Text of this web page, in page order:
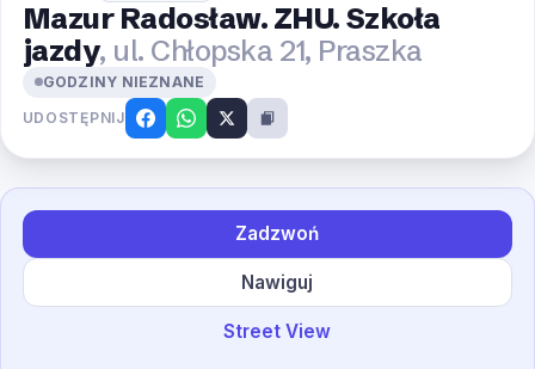
Mazur Radosław. ZHU. Szkoła
jazdy, ul. Chłopska 21, Praszka
GODZINY NIEZNANE
UDOSTĘPNIJ
Zadzwoń
Nawiguj
Street View